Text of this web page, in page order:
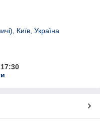
Київ, Україна